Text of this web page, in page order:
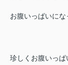
お腹いっぱいにな
珍しくお腹いっぱ